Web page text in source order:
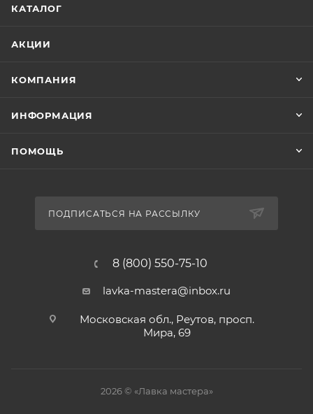
КАТАЛОГ
АКЦИИ
КОМПАНИЯ
ИНФОРМАЦИЯ
ПОМОЩЬ
ПОДПИСАТЬСЯ НА РАССЫЛКУ
8 (800) 550-75-10
lavka-mastera@inbox.ru
Московская обл., Реутов, просп.
Мира, 69
2026 © «Лавка мастера»